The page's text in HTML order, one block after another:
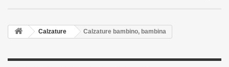
Calzature Calzature bambino, bambina